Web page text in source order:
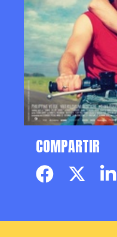
COMPARTIR
Facebook page